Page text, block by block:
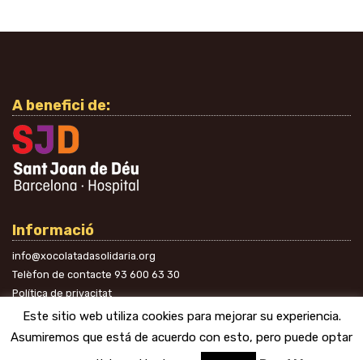
A benefici de:
Informació
info@xocolatadasolidaria.org
Telèfon de contacte 93 600 63 30
Política de privacitat
A les xarxes
Este sitio web utiliza cookies para mejorar su experiencia.
Asumiremos que está de acuerdo con esto, pero puede optar